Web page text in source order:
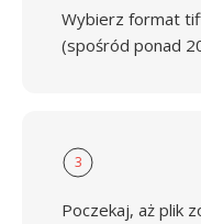
Wybierz format
(spośród ponad
3
Poczekaj, aż plik